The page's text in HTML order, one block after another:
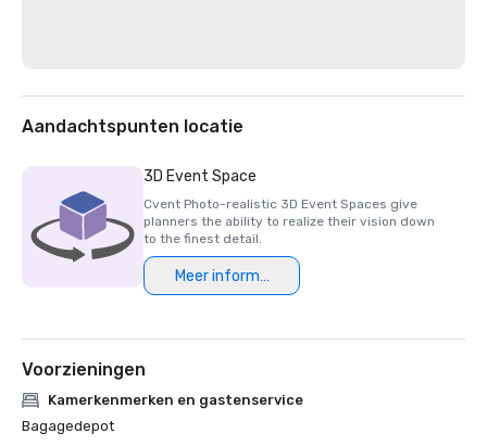
Aandachtspunten locatie
3D Event Space
Cvent Photo-realistic 3D Event Spaces give
planners the ability to realize their vision down
to the finest detail.
Meer informatie
Voorzieningen
Kamerkenmerken en gastenservice
Bagagedepot